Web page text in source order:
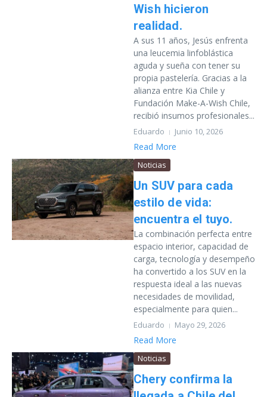
Wish hicieron
realidad.
A sus 11 años, Jesús enfrenta
una leucemia linfoblástica
aguda y sueña con tener su
propia pastelería. Gracias a la
alianza entre Kia Chile y
Fundación Make-A-Wish Chile,
recibió insumos profesionales...
Eduardo Junio 10, 2026
Read More
Noticias
Un SUV para cada
estilo de vida:
encuentra el tuyo.
La combinación perfecta entre
espacio interior, capacidad de
carga, tecnología y desempeño
ha convertido a los SUV en la
respuesta ideal a las nuevas
necesidades de movilidad,
especialmente para quien...
Eduardo Mayo 29, 2026
Read More
Noticias
Chery confirma la